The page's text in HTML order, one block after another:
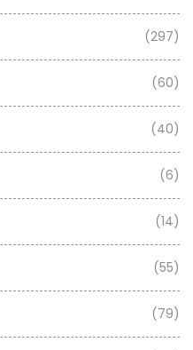
(297)
(60)
(40)
(6)
(14)
(55)
(79)